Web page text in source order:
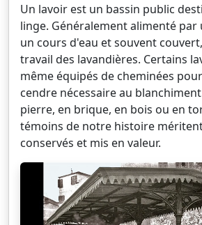
Un lavoir est un bassin public
linge. Généralement alimenté par
un cours d'eau et souvent
travail des lavandières. Certains
même équipés de cheminées
cendre nécessaire au
pierre, en brique, en bois ou en
témoins de notre histoire
conservés et mis en valeur.